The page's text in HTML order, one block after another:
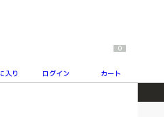
入り ログイン
0
カート